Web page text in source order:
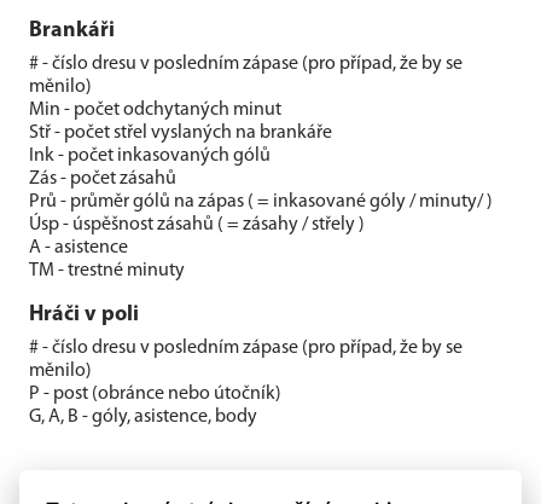
Brankáři
# - číslo dresu v posledním zápase (pro případ, že by se
měnilo)
Min - počet odchytaných minut
Stř - počet střel vyslaných na brankáře
Ink - počet inkasovaných gólů
Zás - počet zásahů
Prů - průměr gólů na zápas ( = inkasované góly / minuty/ )
Úsp - úspěšnost zásahů ( = zásahy / střely )
A - asistence
TM - trestné minuty
Hráči v poli
# - číslo dresu v posledním zápase (pro případ, že by se
měnilo)
P - post (obránce nebo útočník)
G, A, B - góly, asistence, body